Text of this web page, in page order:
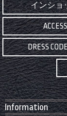
インショ
ACCESS
DRESS
Information